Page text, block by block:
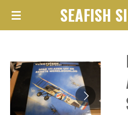
Ga
hoofdinhoud
SEAFISH